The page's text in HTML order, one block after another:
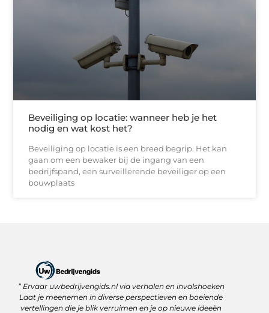
Beveiliging op locatie: wanneer heb je het
nodig en wat kost het?
Beveiliging op locatie is een breed begrip. Het kan
gaan om een bewaker bij de ingang van een
bedrijfspand, een surveillerende beveiliger op een
bouwplaats
” Ervaar uwbedrijvengids.nl via verhalen en invalshoeken
Laat je meenemen in diverse perspectieven en boeiende
vertellingen die je blik verruimen en je op nieuwe ideeën